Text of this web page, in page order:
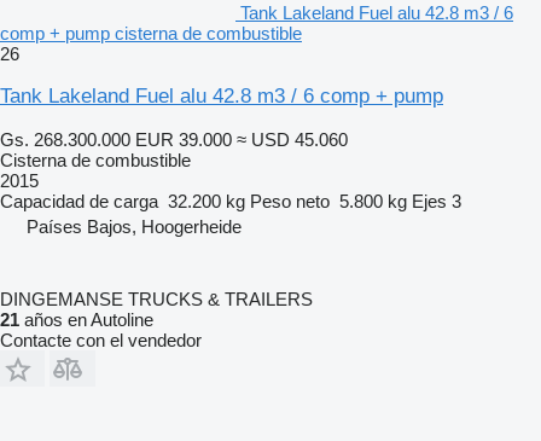
Tank Lakeland Fuel alu 42.8 m3 / 6
comp + pump cisterna de combustible
26
Tank Lakeland Fuel alu 42.8 m3 / 6 comp + pump
Gs. 268.300.000 EUR 39.000 ≈ USD 45.060
Cisterna de combustible
2015
Capacidad de carga 32.200 kg Peso neto 5.800 kg Ejes 3
Países Bajos, Hoogerheide
DINGEMANSE TRUCKS & TRAILERS
21 años en Autoline
Contacte con el vendedor